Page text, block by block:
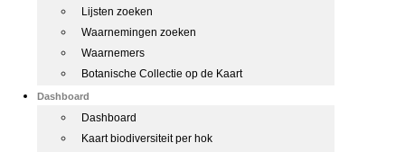
Lijsten zoeken
Waarnemingen zoeken
Waarnemers
Botanische Collectie op de Kaart
Dashboard
Dashboard
Kaart biodiversiteit per hok